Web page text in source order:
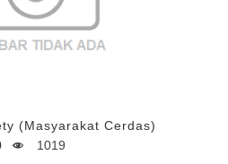
(Masyarakat Cerdas)
1019